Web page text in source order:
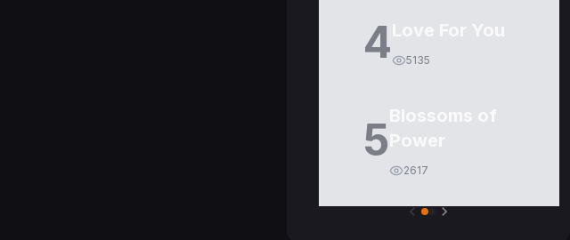
4Love For You
5135
5Blossoms of
Power
2617